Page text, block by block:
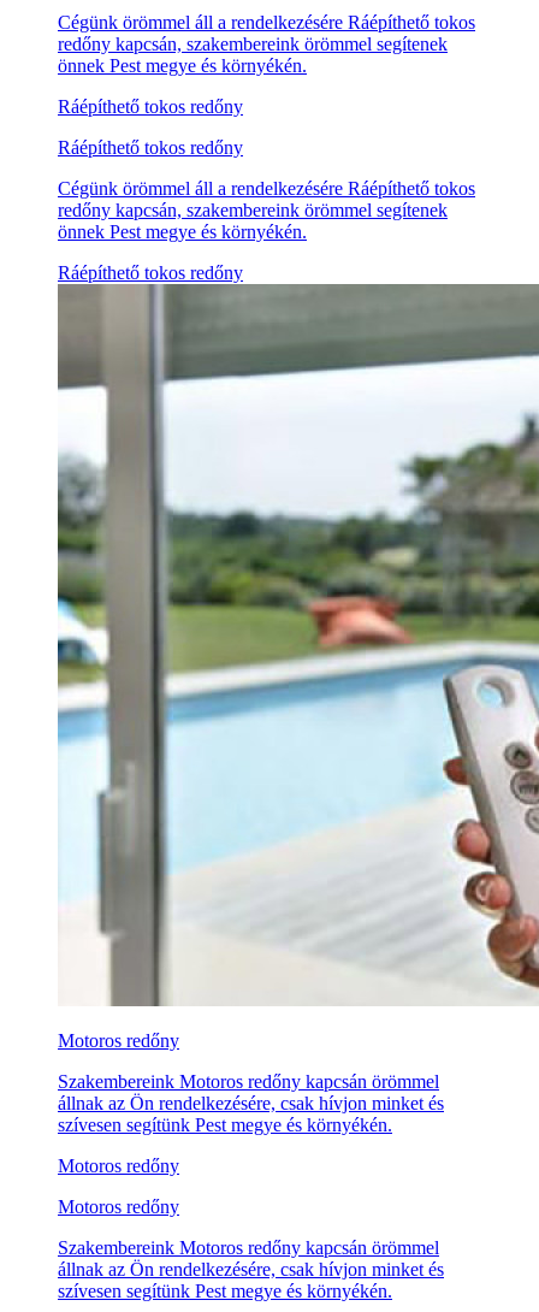
Cégünk örömmel áll a rendelkezésére Ráépíthető tokos
redőny kapcsán, szakembereink örömmel segítenek
önnek Pest megye és környékén.
Ráépíthető tokos redőny
Ráépíthető tokos redőny
Cégünk örömmel áll a rendelkezésére Ráépíthető tokos
redőny kapcsán, szakembereink örömmel segítenek
önnek Pest megye és környékén.
Ráépíthető tokos redőny
Motoros redőny
Szakembereink Motoros redőny kapcsán örömmel
állnak az Ön rendelkezésére, csak hívjon minket és
szívesen segítünk Pest megye és környékén.
Motoros redőny
Motoros redőny
Szakembereink Motoros redőny kapcsán örömmel
állnak az Ön rendelkezésére, csak hívjon minket és
szívesen segítünk Pest megye és környékén.